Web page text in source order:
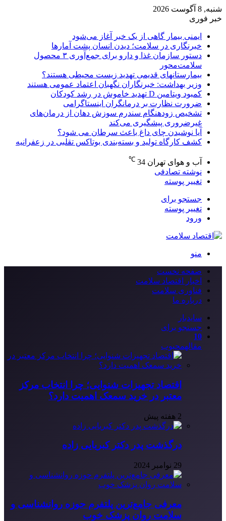
شنبه, 8 آگوست 2026
خبر فوری
ایمنی بیمار گاهی از یک خبر آغاز می‌شود
خبرنگاری در سلامت؛ دیدن انسان پشت آمارها
دستور سازمان غذا و دارو برای جمع‌آوری ۳ محصول
سلامت‌محور
بیمارستانهای قدیمی تهدید زیست محیطی هستند؟
وزیر بهداشت: خبرنگاران نگهبان اعتماد عمومی هستند
کمبود ویتامین D تهدید خاموش در رشد کودکان
ضرورت نظارت بر درمانگران اینستاگرامی
تشخیص زودهنگام سندرم سوزش دهان از درمان‌های
غیرضروری پیشگیری می‌کند
آیا نوشیدن چای داغ باعث سرطان می شود؟
کشف کارگاه تولید و بسته‌بندی بوتاکس تقلبی در زعفرانیه
آب و هوای تهران 34
℃
نوشته تصادفی
تغییر پوسته
جستجو برای
تغییر پوسته
ورود
منو
صفحه نخست
اخبار اقتصاد سلامت
فناوری سلامت
درباره ما
سایدبار
جستجو برای
10
مقالهمحبوب
اقتصاد تجهیزات شنوایی؛ چرا انتخاب مرکز
معتبر در خرید سمعک اهمیت دارد؟
2 هفته پیش
درگذشت پدر دکتر کبریایی زاده
29 نوامبر 2024
معرفی جامع‌ترین پلتفرم حوزه روانشناسی و
سلامت روان پزشک خوب